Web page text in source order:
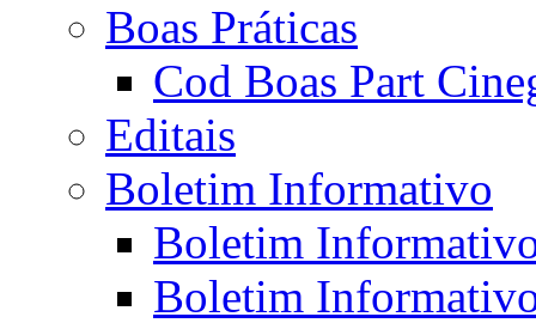
Boas Práticas
Cod Boas Part
Editais
Boletim Informativo
Boletim
Boletim